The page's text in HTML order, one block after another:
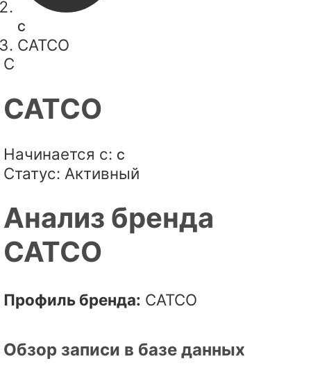
C
CATCO
C
CATCO
Начинается с: C
Статус: Активный
Анализ бренда
CATCO
Профиль бренда: CATCO
Обзор записи в базе данных